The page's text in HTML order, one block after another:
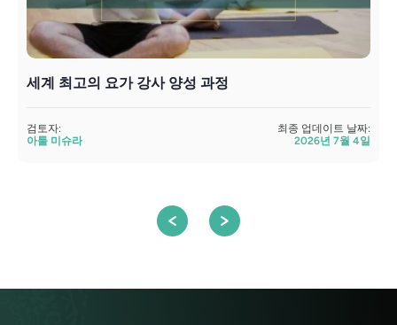
세계 최고의 요가 강사 양성 과정
검토자:
아툴 미슈라
최종 업데이트 날짜:
2026년 7월 4일